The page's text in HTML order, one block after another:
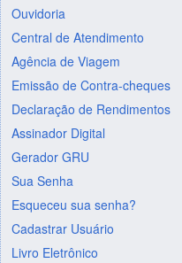
Ouvidoria
Central de Atendimento
Agência de Viagem
Emissão de Contra-cheques
Declaração de Rendimentos
Assinador Digital
Gerador GRU
Sua Senha
Esqueceu sua senha?
Cadastrar Usuário
Livro Eletrônico